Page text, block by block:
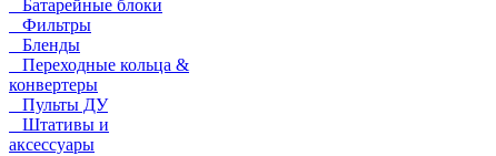
Батарейные блоки
Фильтры
Бленды
Переходные кольца &
конвертеры
Пульты ДУ
Штативы и
аксессуары